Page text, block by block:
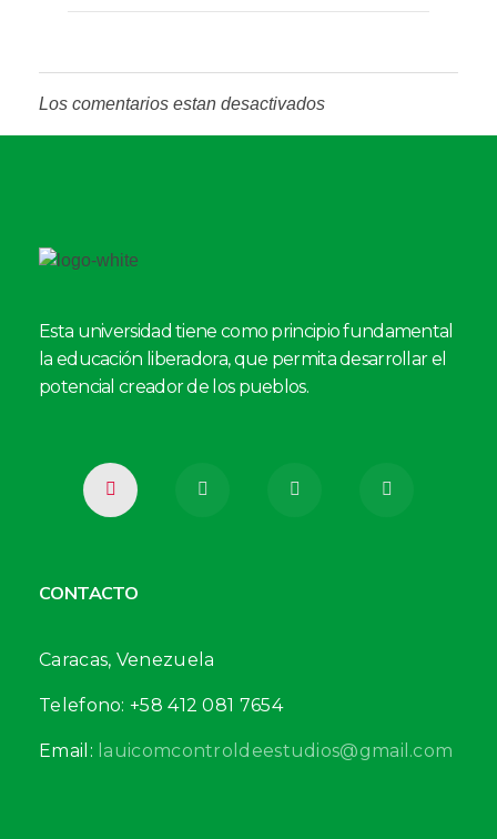
Los comentarios estan desactivados
Esta universidad tiene como principio fundamental
la educación liberadora, que permita desarrollar el
potencial creador de los pueblos.
CONTACTO
Caracas, Venezuela
Telefono: +58 412 081 7654
Email: lauicomcontroldeestudios@gmail.com